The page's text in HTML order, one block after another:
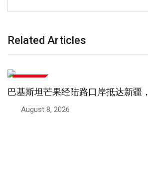
Related Articles
巴基斯坦将设立中国式执法调查中心
August 6, 2026